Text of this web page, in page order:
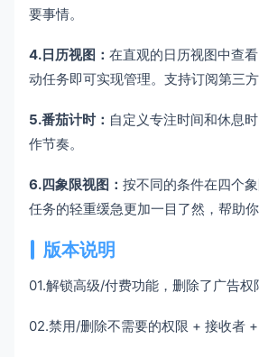
要事情。
4.日历视图： 在直观的日历视图中查
动任务即可实现管理。支持订阅第三方
5.番茄计时： 自定义专注时间和休息
作节奏。
6.四象限视图： 按不同的条件在四个
任务的轻重缓急更加一目了然，帮助你
版本说明
01.解锁高级/付费功能，删除了广告权
02.禁用/删除不需要的权限 + 接收者